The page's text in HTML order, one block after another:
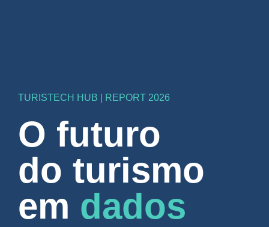
TURISTECH HUB | REPORT 2026
O futuro
do turismo
em dados